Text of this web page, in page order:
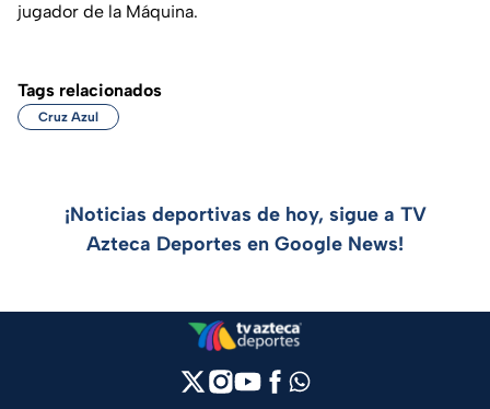
jugador de la Máquina.
Tags relacionados
Cruz Azul
¡Noticias deportivas de hoy, sigue a TV
Azteca Deportes en Google News!